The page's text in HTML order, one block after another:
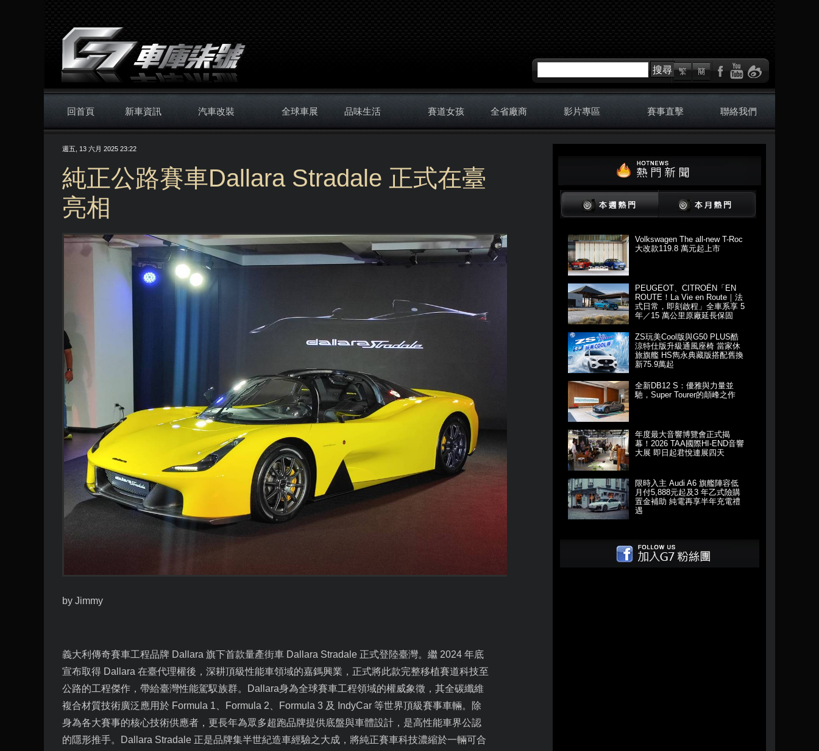
搜尋
回首頁 新車資訊 汽車改裝 全球車展 品味生活 賽道女孩 全省廠商 影片專區 賽事直擊 聯絡我們
週五, 13 六月 2025 23:22
純正公路賽車Dallara Stradale 正式在臺
亮相
by Jimmy
義大利傳奇賽車工程品牌 Dallara 旗下首款量產街車 Dallara Stradale 正式登陸臺灣。繼 2024 年底
宣布取得 Dallara 在臺代理權後，深耕頂級性能車領域的嘉鎷興業，正式將此款完整移植賽道科技至
公路的工程傑作，帶給臺灣性能駕馭族群。
Dallara身為全球賽車工程領域的權威象徵，其全碳纖維
複合材質技術廣泛應用於 Formula 1、 Formula 2、 Formula 3 及 IndyCar 等世界頂級賽事車輛。除
身為各大賽事的核心技術供應者，更長年為眾多超跑品牌提供底盤與車體設計，是高性能車界公認
的隱形推手。
Dallara Stradale 正是品牌集半世紀造車經驗之大成，將純正賽車科技濃縮於一輛可合
Volkswagen The all-new T-Roc
大改款119.8 萬元起上市
PEUGEOT、CITROËN「EN
ROUTE！La Vie en Route｜法
式日常，即刻啟程」全車系享 5
年／15 萬公里原廠延長保固
ZS玩美Cool版與G50 PLUS酷
涼特仕版升級通風座椅 當家休
旅旗艦 HS雋永典藏版搭配舊換
新75.9萬起
全新DB12 S：優雅與力量並
馳，Super Tourer的顛峰之作
年度最大音響博覽會正式揭
幕！2026 TAA國際HI-END音響
大展 即日起君悅連展四天
限時入主 Audi A6 旗艦陣容低
月付5,888元起及3 年乙式險購
置金補助 純電再享半年充電禮
遇